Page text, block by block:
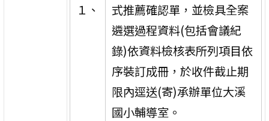
１、
式推薦確認單，並檢具全案
遴選過程資料(包括會議紀
錄)依資料檢核表所列項目依
序裝訂成冊，於收件截止期
限內逕送(寄)承辦單位大溪
國小輔導室。